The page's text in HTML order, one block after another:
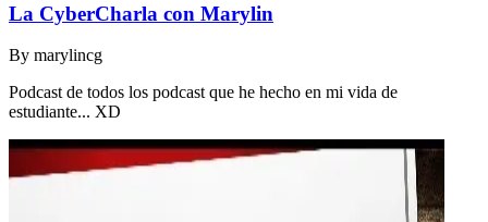
La CyberCharla con Marylin
By marylincg
Podcast de todos los podcast que he hecho en mi vida de
estudiante... XD